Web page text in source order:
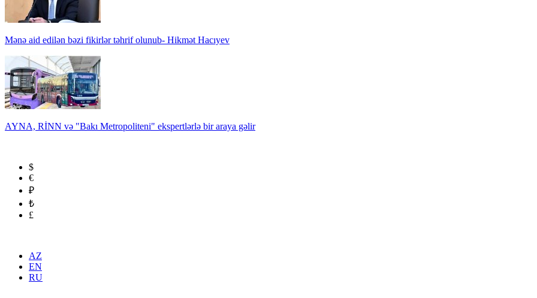
Mənə aid edilən bəzi fikirlər təhrif olunub- Hikmət Hacıyev
AYNA, RİNN və "Bakı Metropoliteni" ekspertlərlə bir araya gəlir
$
€
₽
₺
£
AZ
EN
RU